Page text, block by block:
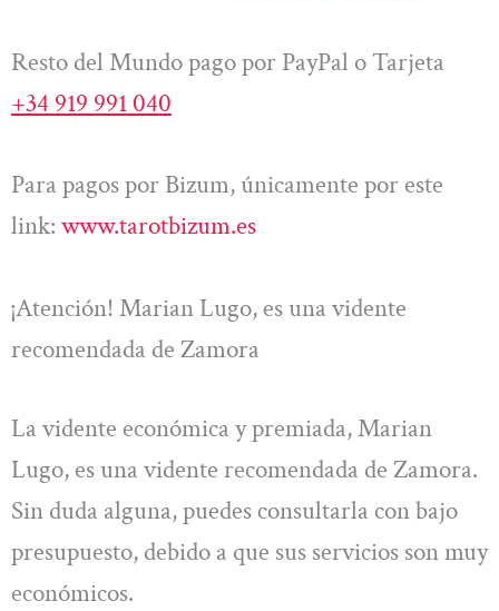
Resto del Mundo pago por PayPal o Tarjeta
+34 919 991 040
Para pagos por Bizum, únicamente por este
link: www.tarotbizum.es
¡Atención! Marian Lugo, es una vidente
recomendada de Zamora
La vidente económica y premiada, Marian
Lugo, es una vidente recomendada de Zamora.
Sin duda alguna, puedes consultarla con bajo
presupuesto, debido a que sus servicios son muy
económicos.